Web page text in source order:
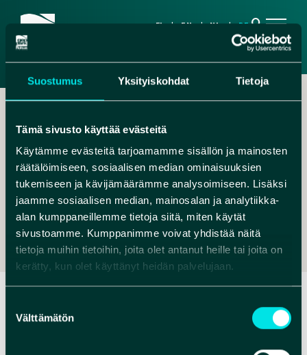
Suostumus Yksityiskohdat Tietoja
Tämä sivusto käyttää evästeitä
Käytämme evästeitä tarjoamamme sisällön ja mainosten
räätälöimiseen, sosiaalisen median ominaisuuksien
tukemiseen ja kävijämäärämme analysoimiseen. Lisäksi
jaamme sosiaalisen median, mainosalan ja analytiikka-
alan kumppaneillemme tietoja siitä, miten käytät
sivustoamme. Kumppanimme voivat yhdistää näitä
tietoja muihin tietoihin, joita olet antanut heille tai joita on
kerätty, kun olet käyttänyt heidän palvelujaan.
valinta
Välttämätön
FI EN NL DEsearch
,
CHRISTIANE@WINDLAND.FI
+358465819257